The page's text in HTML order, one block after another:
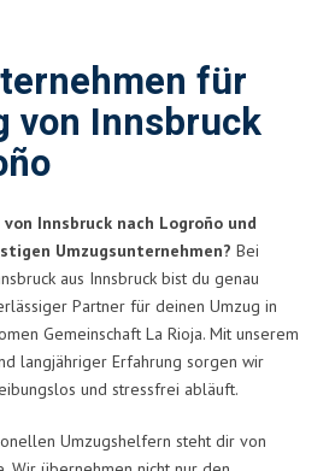
für
von Innsbruck
Innsbruck nach Logroño und
Umzugsunternehmen? Bei
aus Innsbruck bist du genau
Partner für deinen Umzug in
Gemeinschaft La Rioja. Mit unserem
langjähriger Erfahrung sorgen wir
und stressfrei abläuft.
Umzugshelfern steht dir von